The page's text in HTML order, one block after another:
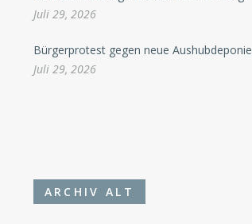
Juli 29, 2026
Bürgerprotest gegen neue
Juli 29, 2026
ARCHIV ALT